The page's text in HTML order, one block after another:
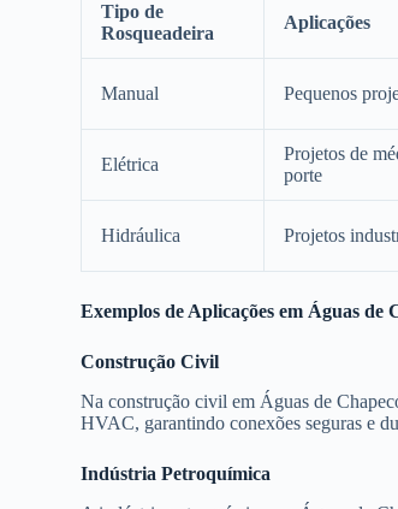
Tipo de
Rosqueadeira
Aplicações
Manual Pequenos
Elétrica
Projetos de
porte
Hidráulica Projetos
Exemplos de Aplicações em Águas de
Construção Civil
Na construção civil em Águas de
HVAC, garantindo conexões seguras e
Indústria Petroquímica